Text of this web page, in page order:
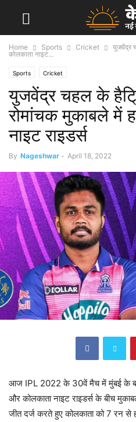
Home Sports Cricket
युजवेंद्र
कोलकाता नाइट...
Sports Cricket
युजवेंद्र चहल के
रोमांचक मुकाबले में
नाइट राइडर्स
By Nageshwar - April 18, 2022
आज IPL 2022 के 30वें मैच में मुंबई के
और कोलकाता नाइट राइडर्स के बीच
जीत दर्ज करते हुए कोलकाता को 7 रन से